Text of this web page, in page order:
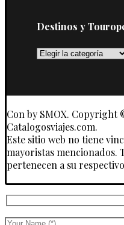
Destinos y
Destinos
Con by SMOX. Copyright
Catalogosviajes.com.
Este sitio web no tiene
mayoristas mencionados.
pertenecen a su